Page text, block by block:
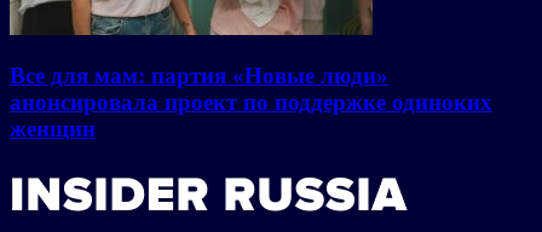
Все для мам: партия «Новые люди»
анонсировала проект по поддержке одиноких
женщин